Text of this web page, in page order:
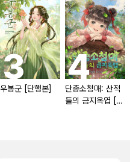
우봉군 [단행본]
단총소청매: 산적
들의 금지옥엽 [단